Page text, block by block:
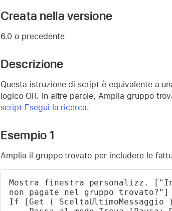
Creata nella versione
6.0 o precedente
Descrizione
Questa istruzione di script è equivalente a
logico OR. In altre parole, Amplia gruppo
script Esegui la ricerca.
Esempio 1
Amplia il gruppo trovato per includere le
Mostra finestra personalizz.
non pagate nel gruppo trovato?"]
If [Get ( SceltaUltimoMessaggio